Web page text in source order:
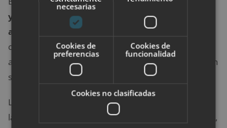
y cuidados a los pacientes es la residencia de
ancianos en Sabadell Allegra,
que cuanta además
con apartamentos para mayores en los que están
acompañados, tienen todos los servicios y mantienen
su independencia en todo momento.
La clínica Ballesol Príncipe de Vergara
las más votadas por pacientes y familiares en Madrid,
necesarias
Cookies de
preferencias
Cookies de
funcionalidad
Cookies no clasificadas